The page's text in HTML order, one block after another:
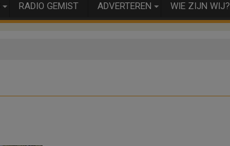
RADIO GEMIST ADVERTEREN WIE ZIJN WIJ?